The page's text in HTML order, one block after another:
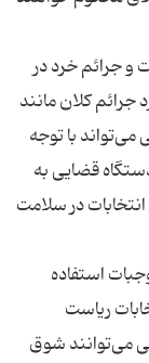
و جرائم خرد در
جرائم کلان مانند
با توجه
دستگاه قضایی به
در سلامت
استفاده
ریاست
می‌توانند شوق